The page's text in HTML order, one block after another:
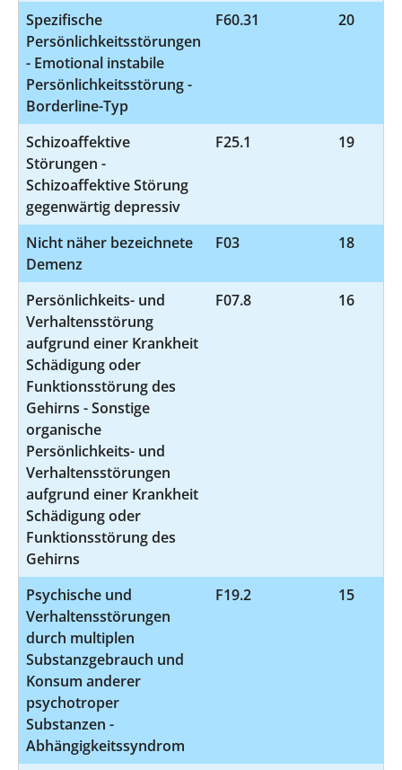
Spezifische
Persönlichkeitsstörungen
- Emotional instabile
Persönlichkeitsstörung -
Borderline-Typ
F60.31 20
Schizoaffektive
Störungen -
Schizoaffektive Störung
gegenwärtig depressiv
F25.1 19
Nicht näher bezeichnete
Demenz
F03 18
Persönlichkeits- und
Verhaltensstörung
aufgrund einer Krankheit
Schädigung oder
Funktionsstörung des
Gehirns - Sonstige
organische
Persönlichkeits- und
Verhaltensstörungen
aufgrund einer Krankheit
Schädigung oder
Funktionsstörung des
Gehirns
F07.8 16
Psychische und
Verhaltensstörungen
durch multiplen
Substanzgebrauch und
Konsum anderer
psychotroper
Substanzen -
Abhängigkeitssyndrom
F19.2 15